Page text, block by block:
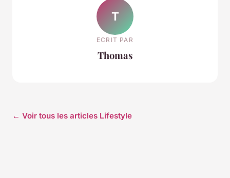
T
ECRIT PAR
Thomas
← Voir tous les articles Lifestyle